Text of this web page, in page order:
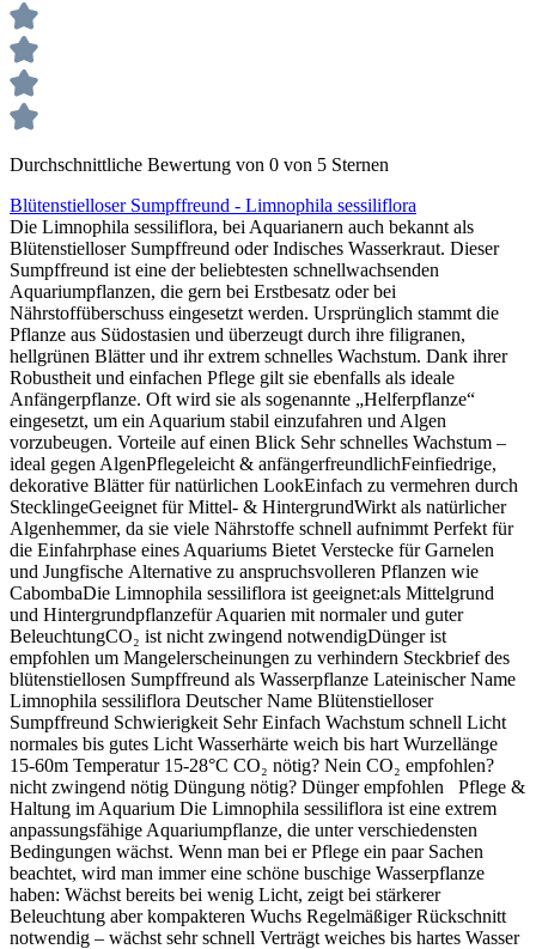
Durchschnittliche Bewertung von 0 von 5 Sternen
Blütenstielloser Sumpffreund - Limnophila sessiliflora
Die Limnophila sessiliflora, bei Aquarianern auch bekannt als
Blütenstielloser Sumpffreund oder Indisches Wasserkraut. Dieser
Sumpffreund ist eine der beliebtesten schnellwachsenden
Aquariumpflanzen, die gern bei Erstbesatz oder bei
Nährstoffüberschuss eingesetzt werden. Ursprünglich stammt die
Pflanze aus Südostasien und überzeugt durch ihre filigranen,
hellgrünen Blätter und ihr extrem schnelles Wachstum. Dank ihrer
Robustheit und einfachen Pflege gilt sie ebenfalls als ideale
Anfängerpflanze. Oft wird sie als sogenannte „Helferpflanze“
eingesetzt, um ein Aquarium stabil einzufahren und Algen
vorzubeugen. Vorteile auf einen Blick Sehr schnelles Wachstum –
ideal gegen AlgenPflegeleicht & anfängerfreundlichFeinfiedrige,
dekorative Blätter für natürlichen LookEinfach zu vermehren durch
StecklingeGeeignet für Mittel- & HintergrundWirkt als natürlicher
Algenhemmer, da sie viele Nährstoffe schnell aufnimmt Perfekt für
die Einfahrphase eines Aquariums Bietet Verstecke für Garnelen
und Jungfische Alternative zu anspruchsvolleren Pflanzen wie
CabombaDie Limnophila sessiliflora ist geeignet:als Mittelgrund
und Hintergrundpflanzefür Aquarien mit normaler und guter
BeleuchtungCO₂ ist nicht zwingend notwendigDünger ist
empfohlen um Mangelerscheinungen zu verhindern Steckbrief des
blütenstiellosen Sumpffreund als Wasserpflanze Lateinischer Name
Limnophila sessiliflora Deutscher Name Blütenstielloser
Sumpffreund Schwierigkeit Sehr Einfach Wachstum schnell Licht
normales bis gutes Licht Wasserhärte weich bis hart Wurzellänge
15-60m Temperatur 15-28°C CO₂ nötig? Nein CO₂ empfohlen?
nicht zwingend nötig Düngung nötig? Dünger empfohlen Pflege &
Haltung im Aquarium Die Limnophila sessiliflora ist eine extrem
anpassungsfähige Aquariumpflanze, die unter verschiedensten
Bedingungen wächst. Wenn man bei er Pflege ein paar Sachen
beachtet, wird man immer eine schöne buschige Wasserpflanze
haben: Wächst bereits bei wenig Licht, zeigt bei stärkerer
Beleuchtung aber kompakteren Wuchs Regelmäßiger Rückschnitt
notwendig – wächst sehr schnell Verträgt weiches bis hartes Wasser